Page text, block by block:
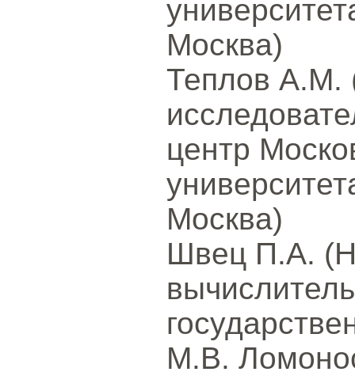
Москва)
Теплов А.М.
центр
Москва)
Швец П.А.
М.В.